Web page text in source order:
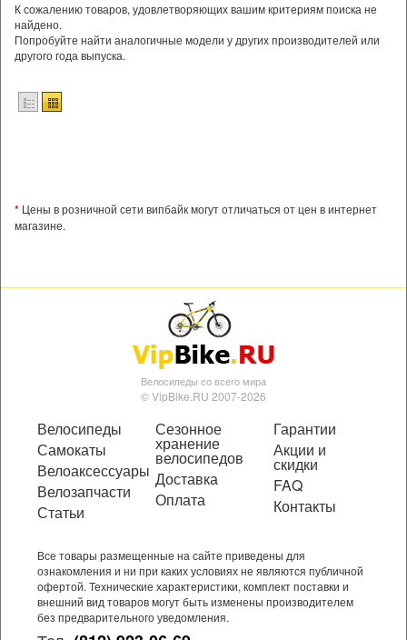
К сожалению товаров, удовлетворяющих вашим критериям поиска не
найдено.
Попробуйте найти аналогичные модели у других производителей или
другого года выпуска.
* Цены в розничной сети випбайк могут отличаться от цен в интернет
магазине.
Велосипеды со всего мира
© VipBike.RU 2007-2026
Велосипеды
Самокаты
Велоаксессуары
Велозапчасти
Статьи
Сезонное
хранение
велосипедов
Доставка
Оплата
Гарантии
Акции и
скидки
FAQ
Контакты
Все товары размещенные на сайте приведены для
ознакомления и ни при каких условиях не являются публичной
офертой. Технические характеристики, комплект поставки и
внешний вид товаров могут быть изменены производителем
без предварительного уведомления.